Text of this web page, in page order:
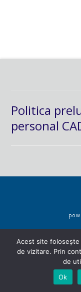
Politica
personal
Acest site
de vizitare. Prin
de
Ok